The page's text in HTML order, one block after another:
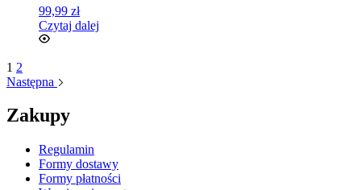
99,99 zł
Czytaj dalej
1 2
Następna
Zakupy
Regulamin
Formy dostawy
Formy płatności